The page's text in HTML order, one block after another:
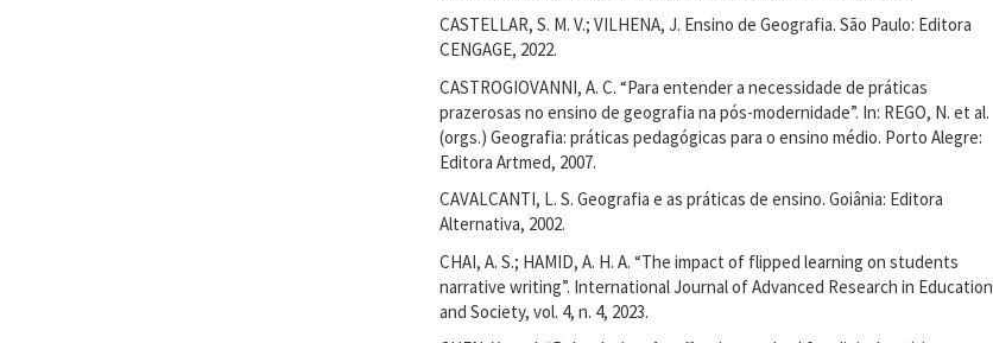
CASTELLAR, S. M. V.; VILHENA, J. Ensino de Geografia. São Paulo: Editora
CENGAGE, 2022.
CASTROGIOVANNI, A. C. “Para entender a necessidade de práticas
prazerosas no ensino de geografia na pós-modernidade”. In: REGO, N. et al.
(orgs.) Geografia: práticas pedagógicas para o ensino médio. Porto Alegre:
Editora Artmed, 2007.
CAVALCANTI, L. S. Geografia e as práticas de ensino. Goiânia: Editora
Alternativa, 2002.
CHAI, A. S.; HAMID, A. H. A. “The impact of flipped learning on students
narrative writing”. International Journal of Advanced Research in Education
and Society, vol. 4, n. 4, 2023.